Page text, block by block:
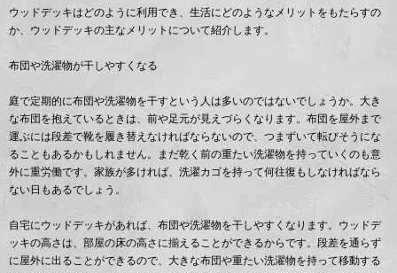
ウッドデッキはどのように利用でき、生活にどのようなメリットをもたらすの
か、ウッドデッキの主なメリットについて紹介します。
布団や洗濯物が干しやすくなる
庭で定期的に布団や洗濯物を干すという人は多いのではないでしょうか。大き
な布団を抱えているときは、前や足元が見えづらくなります。布団を屋外まで
運ぶには段差で靴を履き替えなければならないので、つまずいて転びそうにな
ることもあるかもしれません。まだ乾く前の重たい洗濯物を持っていくのも意
外に重労働です。家族が多ければ、洗濯カゴを持って何往復もしなければなら
ない日もあるでしょう。
自宅にウッドデッキがあれば、布団や洗濯物を干しやすくなります。ウッドデ
ッキの高さは、部屋の床の高さに揃えることができるからです。段差を通らず
に屋外に出ることができるので、大きな布団や重たい洗濯物を持って移動する